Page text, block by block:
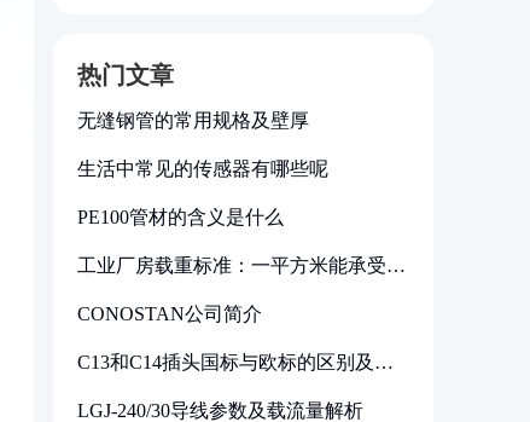
热门文章
无缝钢管的常用规格及壁厚
生活中常见的传感器有哪些呢
PE100管材的含义是什么
工业厂房载重标准：一平方米能承受多
CONOSTAN公司简介
C13和C14插头国标与欧标的区别及其
LGJ-240/30导线参数及载流量解析